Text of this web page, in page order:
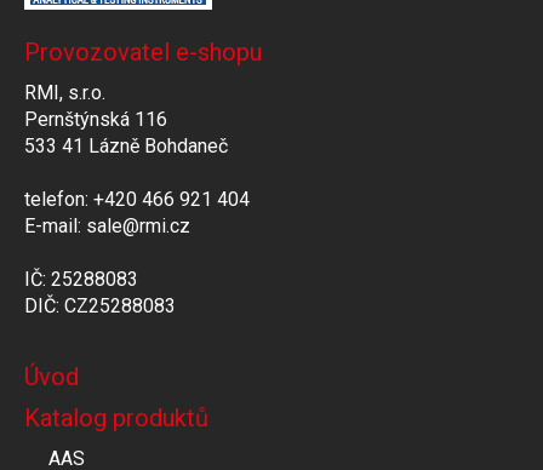
Provozovatel e-shopu
RMI, s.r.o.
Pernštýnská 116
533 41 Lázně Bohdaneč
telefon: +420 466 921 404
E-mail: sale@rmi.cz
IČ: 25288083
DIČ: CZ25288083
Úvod
Katalog produktů
AAS